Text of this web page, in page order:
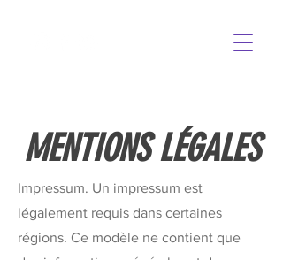
MENTIONS LÉGALES
Impressum. Un impressum est
légalement requis dans certaines
régions. Ce modèle ne contient que